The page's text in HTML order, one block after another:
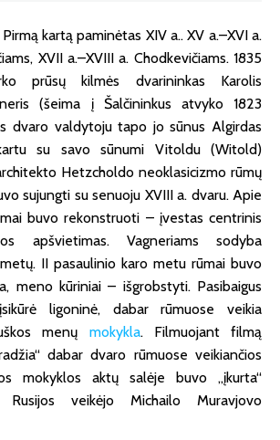
kartą paminėtas XIV a.. XV a.–XVI a.
XVII a.–XVIII a. Chodkevičiams. 1835
prūsų kilmės dvarininkas Karolis
(šeima į Šalčininkus atvyko 1823
dvaro valdytoju tapo jo sūnus Algirdas
su savo sūnumi Vitoldu (Witold)
Hetzcholdo neoklasicizmo rūmų
sujungti su senuoju XVIII a. dvaru. Apie
buvo rekonstruoti – įvestas centrinis
apšvietimas. Vagneriams sodyba
II pasaulinio karo metu rūmai buvo
meno kūriniai – išgrobstyti. Pasibaigus
ligoninė, dabar rūmuose veikia
menų mokykla. Filmuojant filmą
dabar dvaro rūmuose veikiančios
mokyklos aktų salėje buvo „įkurta“
Rusijos veikėjo Michailo Muravjovo